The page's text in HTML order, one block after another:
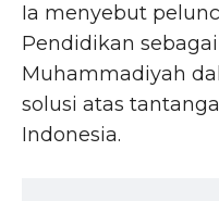
Ia menyebut
Pendidikan
Muhammadiyah
solusi atas
Indonesia.